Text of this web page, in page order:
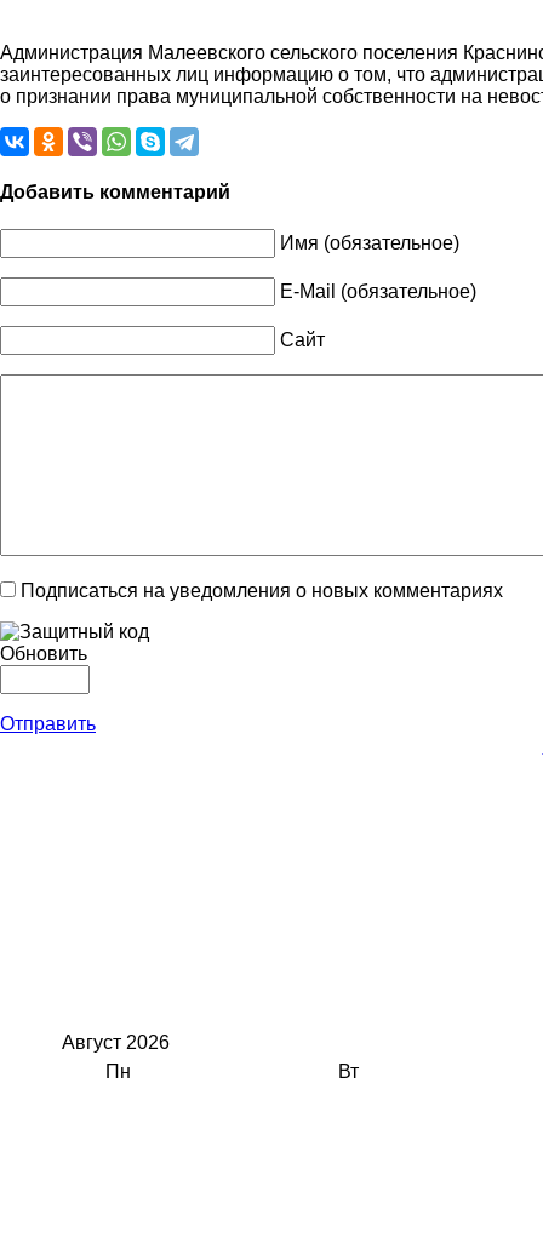
Администрация Малеевского сельского поселения
заинтересованных лиц информацию о том, что
о признании права муниципальной собственности на
Добавить комментарий
Имя (обязательное)
E-Mail (обязательное)
Сайт
Подписаться на уведомления о новых комментариях
Обновить
Отправить
Август 2026
Пн
Вт